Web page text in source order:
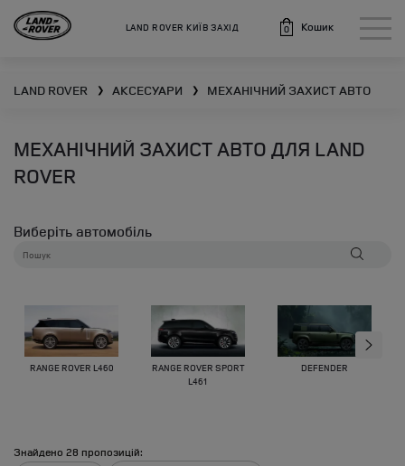
LAND ROVER КИЇВ ЗАХІД 0 Кошик
LAND ROVER ❯ АКСЕСУАРИ ❯ МЕХАНІЧНИЙ ЗАХИСТ АВТО
МЕХАНІЧНИЙ ЗАХИСТ АВТО ДЛЯ LAND
ROVER
Виберіть автомобіль
RANGE ROVER L460
RANGE ROVER SPORT
L461
DEFENDER
Знайдено 28 пропозицій: